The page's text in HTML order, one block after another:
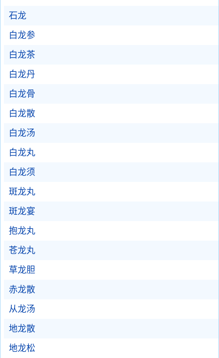
石龙
白龙参
白龙茶
白龙丹
白龙骨
白龙散
白龙汤
白龙丸
白龙须
斑龙丸
斑龙宴
抱龙丸
苍龙丸
草龙胆
赤龙散
从龙汤
地龙散
地龙松